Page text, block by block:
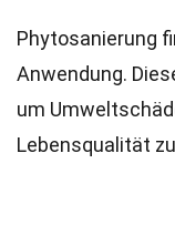
Phytosanierung
Anwendung.
um
Lebensqualität